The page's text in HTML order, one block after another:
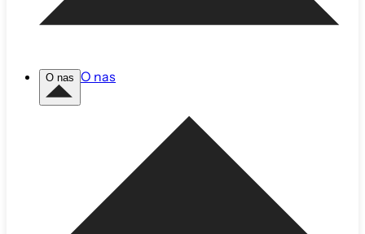
O nas O nas